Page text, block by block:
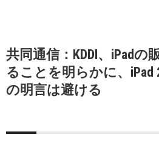
共同通信：KDDI、iPadの
ることを明らかに、
の明言は避ける